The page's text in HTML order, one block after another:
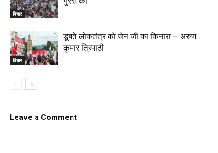
विचार
विचार
डूबते लोकतंत्र को जेन जी का किनारा – अरुण
कुमार त्रिपाठी
Leave a Comment